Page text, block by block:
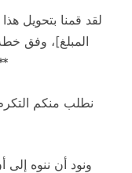
المبلغ]، وفق
[….] ولكن لم
نطلب منكم
ونود أن ننوه